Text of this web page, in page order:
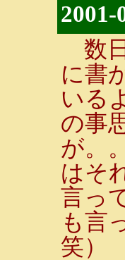
数
に書
いる
の事
が。
はそ
言っ
も言
笑）